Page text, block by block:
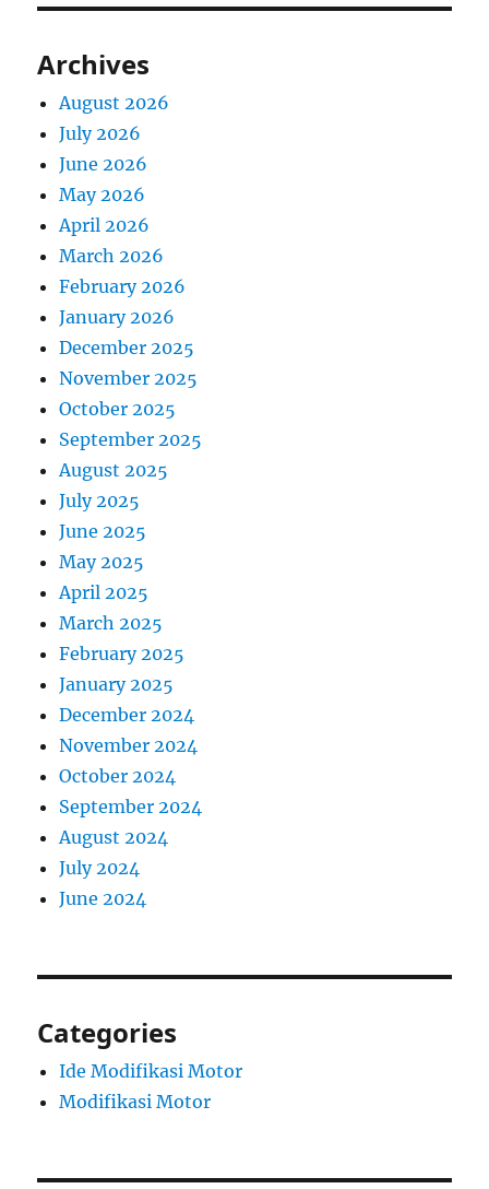
Archives
August 2026
July 2026
June 2026
May 2026
April 2026
March 2026
February 2026
January 2026
December 2025
November 2025
October 2025
September 2025
August 2025
July 2025
June 2025
May 2025
April 2025
March 2025
February 2025
January 2025
December 2024
November 2024
October 2024
September 2024
August 2024
July 2024
June 2024
Categories
Ide Modifikasi Motor
Modifikasi Motor